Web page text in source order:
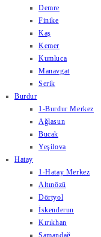
Demre
Finike
Kaş
Kemer
Kumluca
Manavgat
Serik
Burdur
1-Burdur Merkez
Ağlasun
Bucak
Yeşilova
Hatay
1-Hatay Merkez
Altınözü
Dörtyol
İskenderun
Kırıkhan
Samandağ